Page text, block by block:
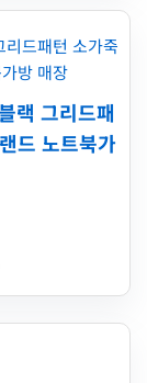
랙 그리드패
드 노트북가